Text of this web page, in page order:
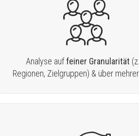
Analyse auffeiner Granularität
Regionen, Zielgruppen) & über